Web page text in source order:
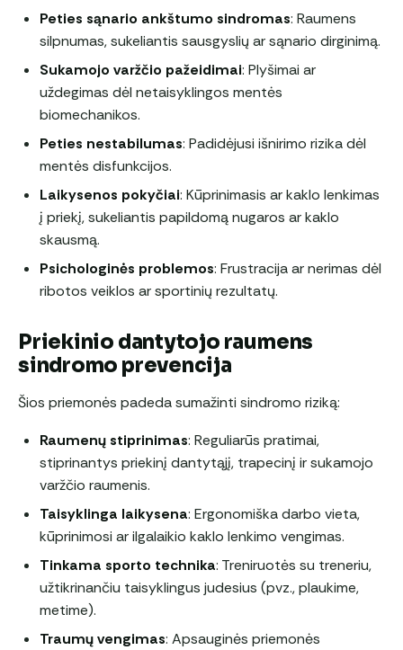
Peties sąnario ankštumo sindromas: Raumens
silpnumas, sukeliantis sausgyslių ar sąnario dirginimą.
Sukamojo varžčio pažeidimai: Plyšimai ar
uždegimas dėl netaisyklingos mentės
biomechanikos.
Peties nestabilumas: Padidėjusi išnirimo rizika dėl
mentės disfunkcijos.
Laikysenos pokyčiai: Kūprinimasis ar kaklo lenkimas
į priekį, sukeliantis papildomą nugaros ar kaklo
skausmą.
Psichologinės problemos: Frustracija ar nerimas dėl
ribotos veiklos ar sportinių rezultatų.
Priekinio dantytojo raumens
sindromo prevencija
Šios priemonės padeda sumažinti sindromo riziką:
Raumenų stiprinimas: Reguliarūs pratimai,
stiprinantys priekinį dantytąjį, trapecinį ir sukamojo
varžčio raumenis.
Taisyklinga laikysena: Ergonomiška darbo vieta,
kūprinimosi ar ilgalaikio kaklo lenkimo vengimas.
Tinkama sporto technika: Treniruotės su treneriu,
užtikrinančiu taisyklingus judesius (pvz., plaukime,
metime).
Traumų vengimas: Apsauginės priemonės